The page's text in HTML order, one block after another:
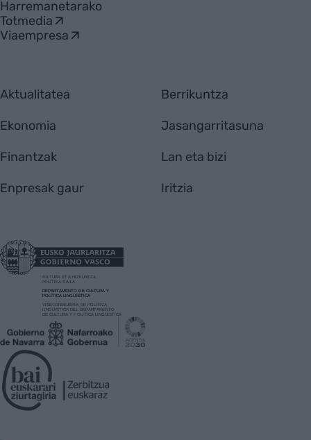
Harremanetarako
Totmedia
Viaempresa
Aktualitatea
Ekonomia
Finantzak
Enpresak gaur
Berrikuntza
Jasangarritasuna
Lan eta bizi
Iritzia